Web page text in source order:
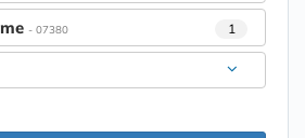
- 07380 1